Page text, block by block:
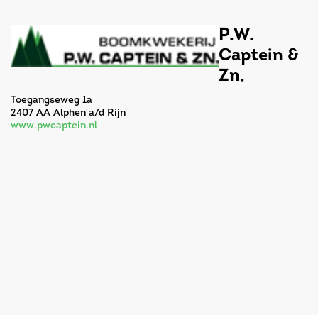
P.W.
Captein &
Zn.
Toegangseweg 1a
2407 AA Alphen a/d Rijn
www.pwcaptein.nl